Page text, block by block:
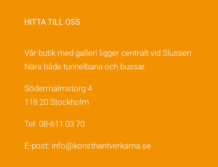
HITTA TILL OSS
Vår butik med galleri ligger centralt vid Slussen.
Nära både tunnelbana och bussar.
Södermalmstorg 4
118 20 Stockholm
Tel: 08-611 03 70
E-post: info@konsthantverkarna.se